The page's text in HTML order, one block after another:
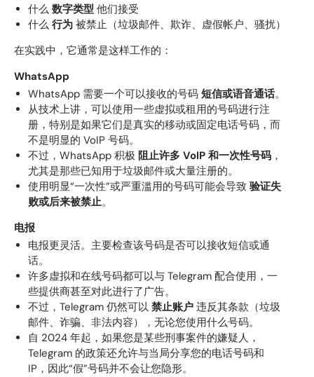
什么 数字类型 他们接受
什么 行为 被禁止（垃圾邮件、欺诈、虚假帐户、骚扰）
在实践中，它通常是这样工作的：
WhatsApp
WhatsApp 需要一个可以接收的号码 短信或语音通话。
从技术上讲，可以使用一些虚拟或租用的号码进行注
册，特别是如果它们是真实的移动或固定电话号码，而
不是明显的 VoIP 号码。
不过，WhatsApp 积极 阻止许多 VoIP 和一次性号码 ，
尤其是那些已知用于垃圾邮件或大量注册的。
使用明显“一次性”或严重滥用的号码可能会导致 验证失
败或后来被禁止。
电报
电报更灵活。主要检查该号码是否可以接收短信或通
话。
许多虚拟和在线号码都可以与 Telegram 配合使用，一
些提供商甚至对此进行了广告。
不过，Telegram 仍然可以 禁止账户 违反其条款（垃圾
邮件、诈骗、非法内容），无论您使用什么号码。
自 2024 年起，如果您是某些刑事案件的嫌疑人，
Telegram 的政策还允许与当局分享您的电话号码和
IP，因此“假”号码并不会让您隐形。